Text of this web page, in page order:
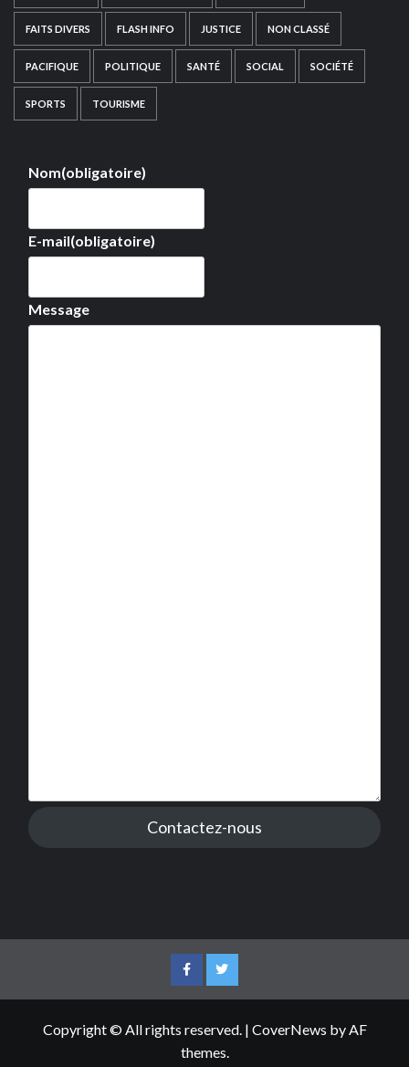
FAITS DIVERS FLASH INFO JUSTICE NON CLASSÉ
PACIFIQUE POLITIQUE SANTÉ SOCIAL SOCIÉTÉ
SPORTS TOURISME
Nom(obligatoire)
E-mail(obligatoire)
Message
Contactez-nous
FacebookTwitter
Copyright © All rights reserved. | CoverNews by AF
themes.